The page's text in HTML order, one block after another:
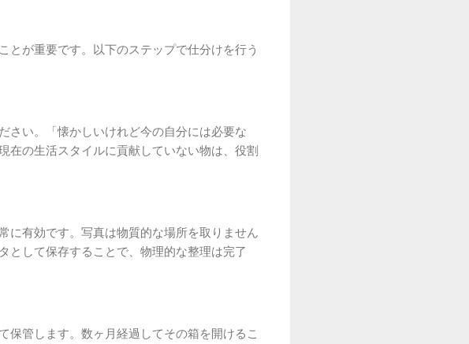
とが重要です。以下のステップで仕分けを行う
さい。「懐かしいけれど今の自分には必要な
在の生活スタイルに貢献していない物は、役割
に有効です。写真は物質的な場所を取りません
として保存することで、物理的な整理は完了
保管します。数ヶ月経過してその箱を開けるこ